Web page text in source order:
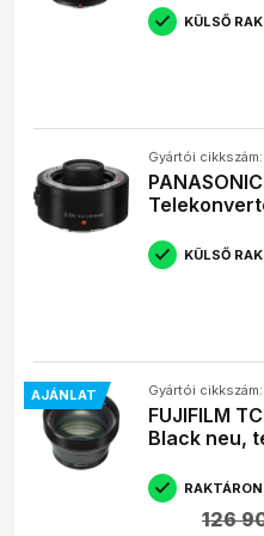
gyújtótávolságát.
Milyen hátrányai
járhat, és a
KÜLSŐ
Gyártói
KÜLSŐ
AJÁNLAT Gyártói
FUJIFILM
Black neu,
RAKTÁRON
126